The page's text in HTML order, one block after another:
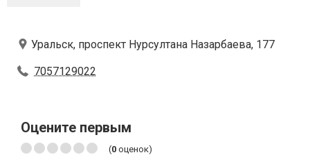
Уральск, проспект Нурсултана Назарбаева, 177
7057129022
Оцените первым
(0 оценок)